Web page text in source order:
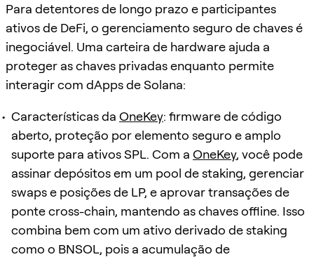
Para detentores de longo prazo e participantes
ativos de DeFi, o gerenciamento seguro de chaves é
inegociável. Uma carteira de hardware ajuda a
proteger as chaves privadas enquanto permite
interagir com dApps de Solana:
Características da OneKey: firmware de código
aberto, proteção por elemento seguro e amplo
suporte para ativos SPL. Com a OneKey, você pode
assinar depósitos em um pool de staking, gerenciar
swaps e posições de LP, e aprovar transações de
ponte cross-chain, mantendo as chaves offline. Isso
combina bem com um ativo derivado de staking
como o BNSOL, pois a acumulação de